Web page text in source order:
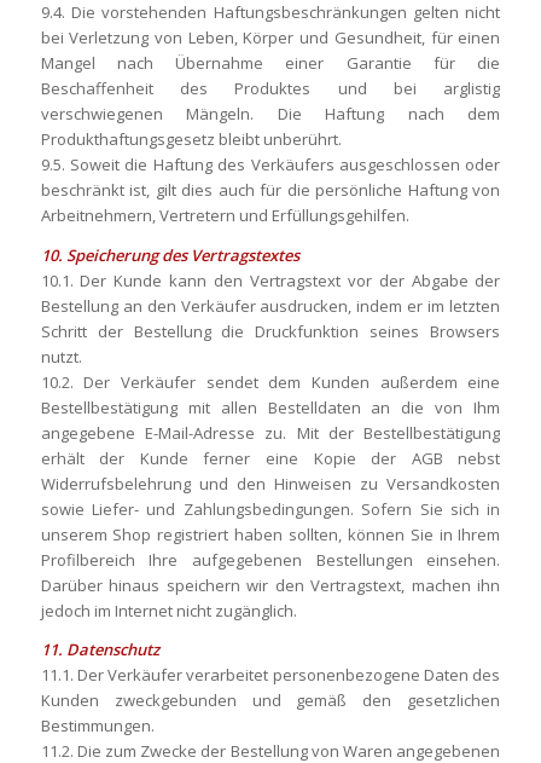
9.4. Die vorstehenden Haftungsbeschränkungen gelten nicht
bei Verletzung von Leben, Körper und Gesundheit, für einen
Mangel nach Übernahme einer Garantie für die
Beschaffenheit des Produktes und bei arglistig
verschwiegenen Mängeln. Die Haftung nach dem
Produkthaftungsgesetz bleibt unberührt.
9.5. Soweit die Haftung des Verkäufers ausgeschlossen oder
beschränkt ist, gilt dies auch für die persönliche Haftung von
Arbeitnehmern, Vertretern und Erfüllungsgehilfen.
10. Speicherung des Vertragstextes
10.1. Der Kunde kann den Vertragstext vor der Abgabe der
Bestellung an den Verkäufer ausdrucken, indem er im letzten
Schritt der Bestellung die Druckfunktion seines Browsers
nutzt.
10.2. Der Verkäufer sendet dem Kunden außerdem eine
Bestellbestätigung mit allen Bestelldaten an die von Ihm
angegebene E-Mail-Adresse zu. Mit der Bestellbestätigung
erhält der Kunde ferner eine Kopie der AGB nebst
Widerrufsbelehrung und den Hinweisen zu Versandkosten
sowie Liefer- und Zahlungsbedingungen. Sofern Sie sich in
unserem Shop registriert haben sollten, können Sie in Ihrem
Profilbereich Ihre aufgegebenen Bestellungen einsehen.
Darüber hinaus speichern wir den Vertragstext, machen ihn
jedoch im Internet nicht zugänglich.
11. Datenschutz
11.1. Der Verkäufer verarbeitet personenbezogene Daten des
Kunden zweckgebunden und gemäß den gesetzlichen
Bestimmungen.
11.2. Die zum Zwecke der Bestellung von Waren angegebenen